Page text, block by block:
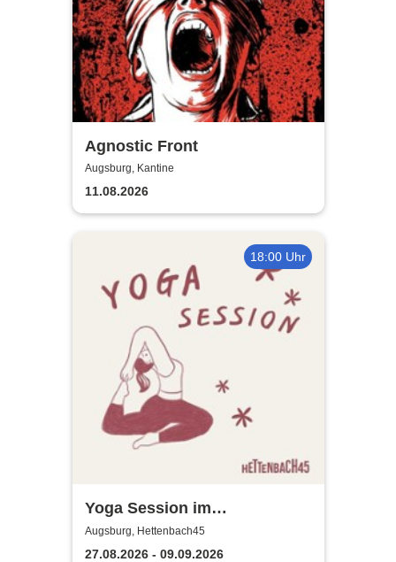
Agnostic Front
Augsburg, Kantine
11.08.2026
18:00 Uhr
Yoga Session im
Hettenbach45
Augsburg, Hettenbach45
27.08.2026 - 09.09.2026